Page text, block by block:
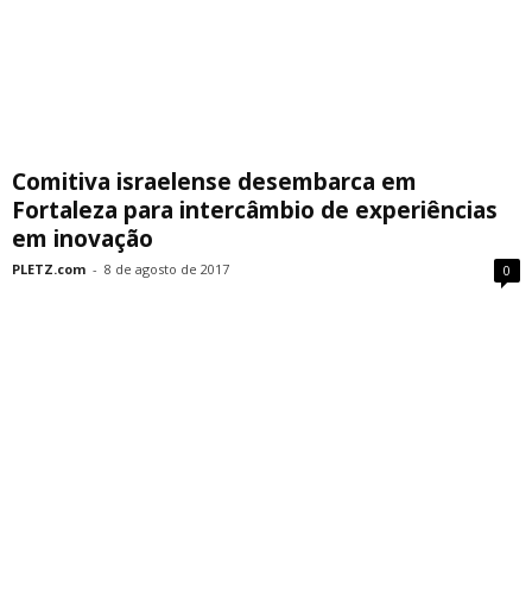
Comitiva israelense desembarca em
Fortaleza para intercâmbio de experiências
em inovação
PLETZ.com - 8 de agosto de 2017 0